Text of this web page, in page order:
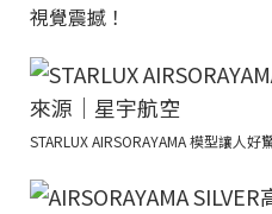
視覺震撼！
STARLUX AIRSORAYAMA 模型讓人